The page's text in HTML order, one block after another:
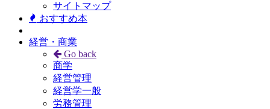
サイトマップ
おすすめ本
経営・商業
Go back
商学
経営管理
経営学一般
労務管理